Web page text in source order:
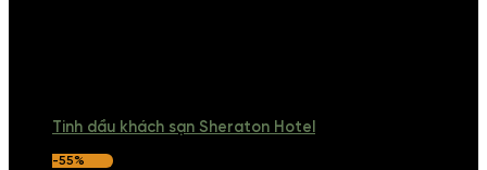
Tinh dầu khách sạn Sheraton Hotel
-55%